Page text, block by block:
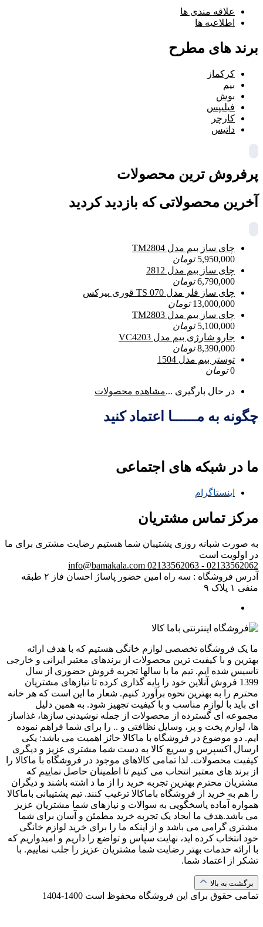
علاقه مندی ها
اطلاعیه ها
برند های مطرح
کرکماز
بیم
بوش
فیلیپس
کارچر
داتیس
پرفروش ترین محصولات
آخرین محصولاتی که بازدید کردید
چای ساز بیم مدل TM2804
5,950,000 تومان
چای ساز بیم مدل 2812
6,790,000 تومان
چای ساز فلر مدل TS 070 قوری پیرکس
13,000,000 تومان
چای ساز بیم مدل TM2803
5,100,000 تومان
جارو شارژی بیم مدل VC4203
8,390,000 تومان
توستر بیم مدل 1504
0 تومان
در حال بارگیری ...مشاهده محصولات
چگونه به مــــــا اعتماد کنید
ما در شبکه های اجتماعی
اینستاگرام
مرکز تماس مشتریان
به صورت شبانه روزی پشتیبان شما هستیم رضایت مشتری برای ما
در اولویت است
02133562062 - 02133562063
info@bamakala.com
آدرس فروشگاه : سه راه امین حضور پاساژ احسان فاز ۲ طبقه
منفی ۱ پلاک ۹
ما یک فروشگاه تخصصی لوازم خانگی هستیم که با هدف ارائه
بهترین و با کیفیت ترین محصولات از برندهای معتبر ایرانی و خارجی
تاسیس شده ایم. تیم ما با سالها تجربه فروش حضوری از سال
1399 فروش آنلاین خود را پایه گذاری کرده تا نیازهای مشتریان
محترم را به بهترین نحوه برآورد کنیم. شعار ما این است که هر خانه
ای باید با لوازم مناسب و با کیفیت تجهیز شود. به همین دلیل
مجموعه ای گسترده از محصولات از جمله نوشیدنی سازها، غذاساز
ها، لوازم پخت و پز، وسایل نظافتی و .. را برای شما فراهم نموده
ایم. دو موضوع در فروشگاه با ماکالا حائز اهمیت می باشد: یکی
ارسال اکسپرس و سریع کالا به دست شما مشتری عزیز و دیگری
کیفیت محصولات. لذا تمامی کالاهای موجود در فروشگاه با ماکالا را
از برند های معتبر انتخاب می کنیم تا اطمینان حاصل نماییم که
مشتریان محترم بهترین تجربه خرید را از ما د اشته باشند و دیگران
را هم به خرید از فروشگاه باماکالا ترغیب کنند. تیم پشتیبانی باماکالا
همواره آماده پاسخگویی به سوالات و نیازهای شما مشتریان عزیز
می باشد.هدف ما ایجاد یک تجربه خرید مطمئن و آسان برای شما
مشتری گرامی می باشد و از اینکه ما را برای خرید لوازم خانگی
خود انتخاب کرده اید، نهایت سپاس و تواضع را داریم و امیدواریم که
با ارائه خدمات بهتر رضایت شما مشتریان عزیز را جلب نماییم. با
تشکر از اعتماد شما.
برگشت به بالا
تمامی حقوق برای این فروشگاه محفوظ است 1400-1404